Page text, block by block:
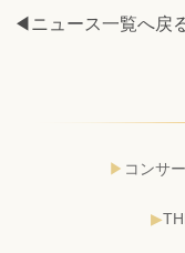
◀ニュース一覧へ戻
コンサ